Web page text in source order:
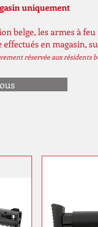
uniquement
belge, les armes à
effectués en magasin,
réservée aux résidents